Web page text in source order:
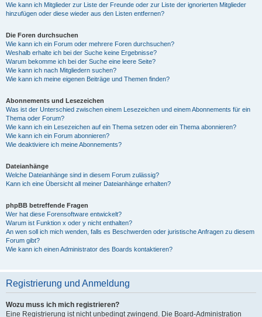
Wie kann ich Mitglieder zur Liste der Freunde oder zur Liste der ignorierten Mitglieder
hinzufügen oder diese wieder aus den Listen entfernen?
Die Foren durchsuchen
Wie kann ich ein Forum oder mehrere Foren durchsuchen?
Weshalb erhalte ich bei der Suche keine Ergebnisse?
Warum bekomme ich bei der Suche eine leere Seite?
Wie kann ich nach Mitgliedern suchen?
Wie kann ich meine eigenen Beiträge und Themen finden?
Abonnements und Lesezeichen
Was ist der Unterschied zwischen einem Lesezeichen und einem Abonnements für ein
Thema oder Forum?
Wie kann ich ein Lesezeichen auf ein Thema setzen oder ein Thema abonnieren?
Wie kann ich ein Forum abonnieren?
Wie deaktiviere ich meine Abonnements?
Dateianhänge
Welche Dateianhänge sind in diesem Forum zulässig?
Kann ich eine Übersicht all meiner Dateianhänge erhalten?
phpBB betreffende Fragen
Wer hat diese Forensoftware entwickelt?
Warum ist Funktion x oder y nicht enthalten?
An wen soll ich mich wenden, falls es Beschwerden oder juristische Anfragen zu diesem
Forum gibt?
Wie kann ich einen Administrator des Boards kontaktieren?
Registrierung und Anmeldung
Wozu muss ich mich registrieren?
Eine Registrierung ist nicht unbedingt zwingend. Die Board-Administration